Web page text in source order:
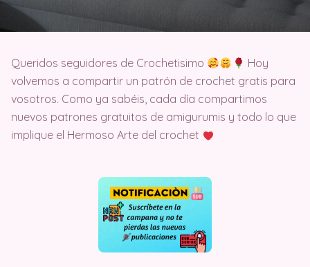
Queridos seguidores de Crochetisimo
Hoy
volvemos a compartir un patrón de crochet gratis para
vosotros. Como ya sabéis, cada día compartimos
nuevos patrones gratuitos de amigurumis y todo lo que
implique el Hermoso Arte del crochet